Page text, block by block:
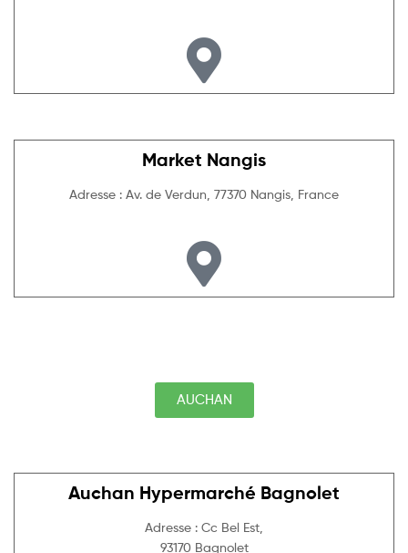
Market Nangis
Adresse : Av. de Verdun, 77370 Nangis, France
AUCHAN
Auchan Hypermarché Bagnolet
Adresse : Cc Bel Est,
93170 Bagnolet